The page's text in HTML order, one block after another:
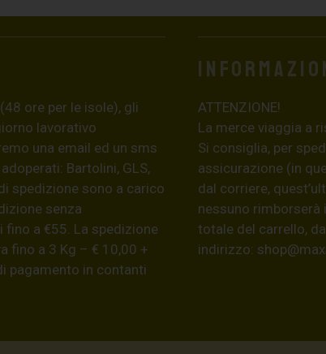
ore per le isole), gli
lavorativo
una email ed un sms
Bartolini, GLS,
spedizione sono a carico
senza
a €55. La spedizione
fino a 3 Kg – € 10,00 +
pagamento in contanti
ATTENZIONE!
La merce viaggia a
Si consiglia, per
assicurazione (in
dal corriere,
nessuno rimborserà
totale del carrello,
indirizzo: